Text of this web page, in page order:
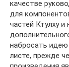
качестве
для
частей Ктулху
набросать
листе, прежде